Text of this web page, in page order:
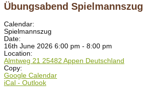
Übungsabend Spielmannszug
Calendar:
Spielmannszug
Date:
16th June 2026 6:00 pm - 8:00 pm
Location:
Almtweg 21 25482 Appen Deutschland
Copy:
Google Calendar
iCal - Outlook